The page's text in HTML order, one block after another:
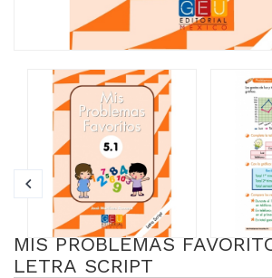
MIS PROBLEMAS
LETRA SCRIPT